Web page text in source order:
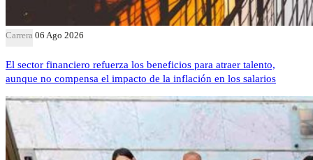
Carrera 06 Ago 2026
El sector financiero refuerza los beneficios para atraer talento,
aunque no compensa el impacto de la inflación en los salarios